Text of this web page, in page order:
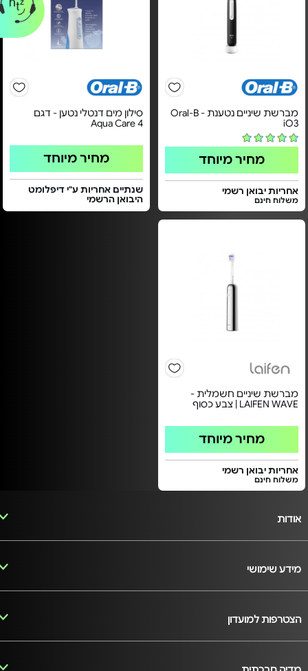
מברשת שיניים נטענת - Oral-B
iO3
מחיר מיוחד
אחריות יבואן רשמי
משלוח חינם
סילון מים דנטלי נטען - דגם
Aqua Care 4
מחיר מיוחד
שנתיים אחריות ע"י דיפלומט
היבואן הרשמי
מברשת שיניים חשמלית -
LAIFEN WAVE | צבע כסוף
מחיר מיוחד
אחריות יבואן רשמי
משלוח חינם
אודות
מידע שימושי
הצטרפות למועדון